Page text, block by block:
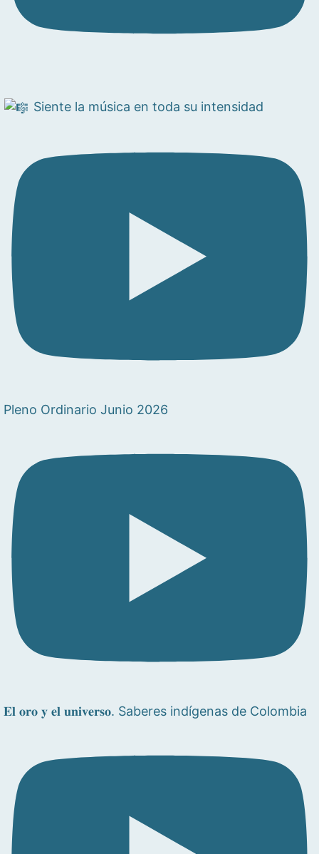
Siente la música en toda su intensidad
Pleno Ordinario Junio 2026
𝐄𝐥 𝐨𝐫𝐨 𝐲 𝐞𝐥 𝐮𝐧𝐢𝐯𝐞𝐫𝐬𝐨. Saberes indígenas de Colombia